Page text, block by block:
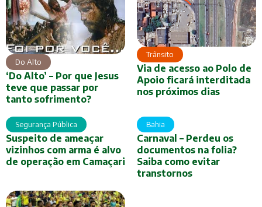
Do Alto
‘Do Alto’ – Por que Jesus
teve que passar por
tanto sofrimento?
Trânsito
Via de acesso ao Polo de
Apoio ficará interditada
nos próximos dias
Segurança Pública
Suspeito de ameaçar
vizinhos com arma é alvo
de operação em Camaçari
Bahia
Carnaval – Perdeu os
documentos na folia?
Saiba como evitar
transtornos